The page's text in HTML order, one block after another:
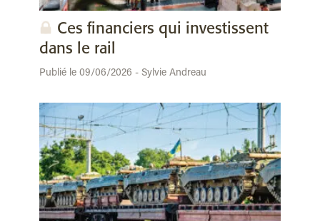
Ces financiers qui investissent
dans le rail
Publié le 09/06/2026 - Sylvie Andreau